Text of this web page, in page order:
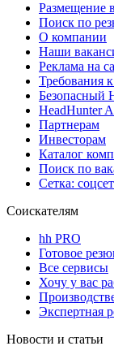
Размещение
Поиск по
О компании
Наши
Реклама на
Требования
Безопасный
HeadHunter
Партнерам
Инвесторам
Каталог
Поиск по
Сетка:
Соискателям
hh PRO
Готовое
Все сервисы
Хочу у вас
Экспертная
Новости и статьи